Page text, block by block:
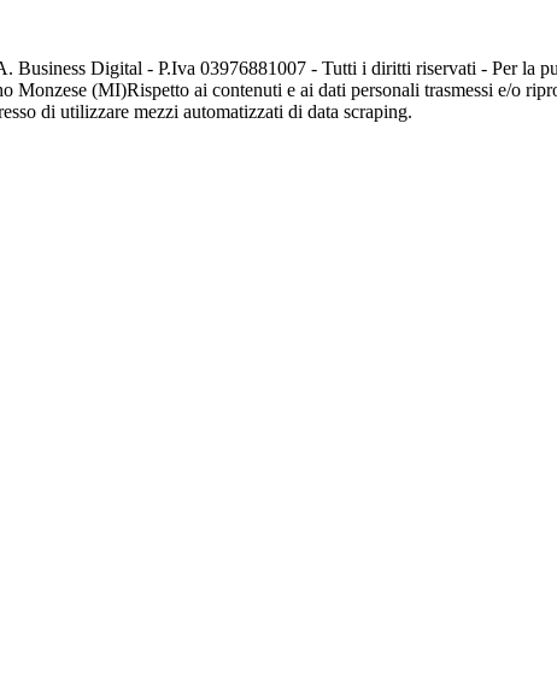
Business Digital - P.Iva 03976881007 - Tutti i diritti riservati - Per la
Monzese (MI)Rispetto ai contenuti e ai dati personali trasmessi e/o
di utilizzare mezzi automatizzati di data scraping.